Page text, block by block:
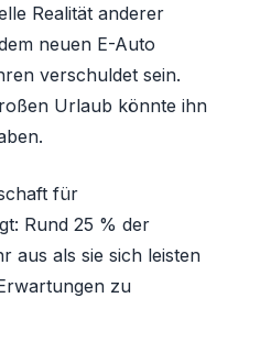
Realität anderer
neuen E-Auto
verschuldet sein.
Urlaub könnte ihn
für
Rund 25 % der
aus als sie sich leisten
zu